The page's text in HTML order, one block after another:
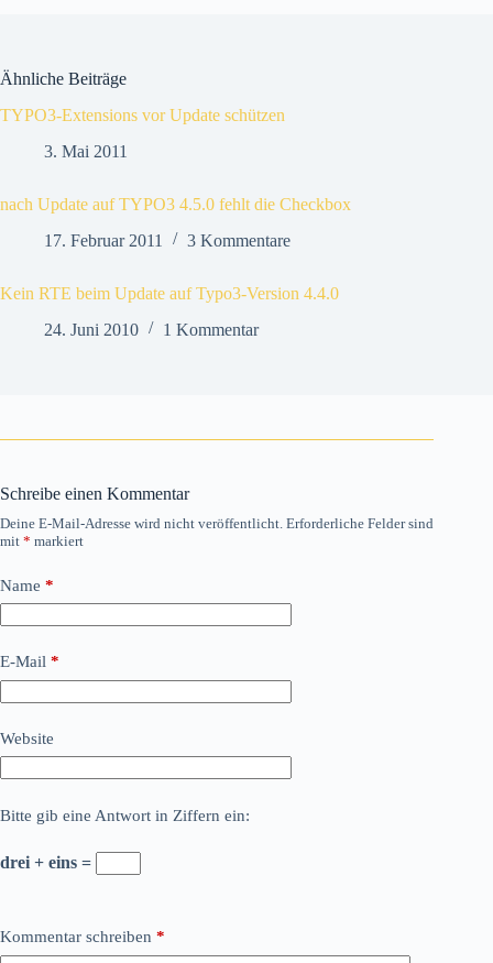
Ähnliche Beiträge
TYPO3-Extensions vor Update schützen
3. Mai 2011
nach Update auf TYPO3 4.5.0 fehlt die Checkbox
17. Februar 2011
3 Kommentare
Kein RTE beim Update auf Typo3-Version 4.4.0
24. Juni 2010
1 Kommentar
Schreibe einen Kommentar
Deine E-Mail-Adresse wird nicht veröffentlicht. Erforderliche Felder sind
mit * markiert
Name *
E-Mail *
Website
Bitte gib eine Antwort in Ziffern ein:
drei + eins =
Kommentar schreiben *